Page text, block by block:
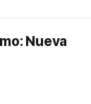
Nueva